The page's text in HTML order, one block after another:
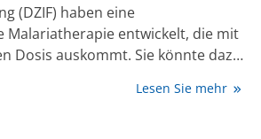
(DZIF) haben eine
Malariatherapie entwickelt, die mit
Dosis auskommt. Sie könnte dazu
entgegenzuwirken und die
Lesen Sie mehr